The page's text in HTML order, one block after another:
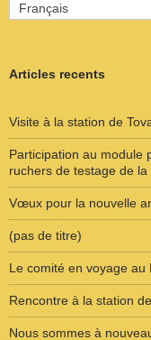
Français
Articles recents
Visite à la station de
Participation au module
ruchers de testage de la
Vœux pour la nouvelle
(pas de titre)
Le comité en voyage au
Rencontre à la station
Nous sommes à